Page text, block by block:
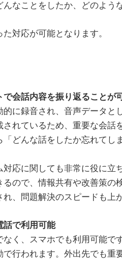
んなことをしたか、どのよう
対応が可能となります。
で会話内容を振り返ることが
的に録音され、音声データと
されているため、重要な会話
「どんな話をしたか忘れてし
対応に関しても非常に役に立
ので、情報共有や改善策の
、問題解決のスピードも上
話で利用可能
なく、スマホでも利用可能で
で行われます。外出先でも重